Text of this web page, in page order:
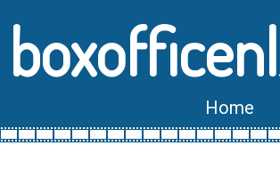
boxofficenl
Home